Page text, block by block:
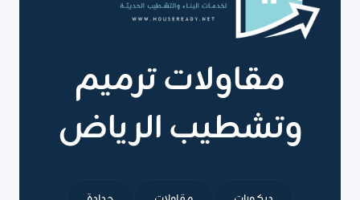
مقاولات ترميم
وتشطيب الرياض